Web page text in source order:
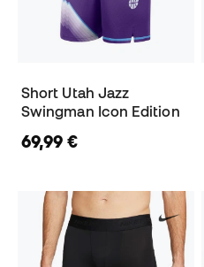
Short Utah Jazz
Swingman Icon Edition
69,99 €